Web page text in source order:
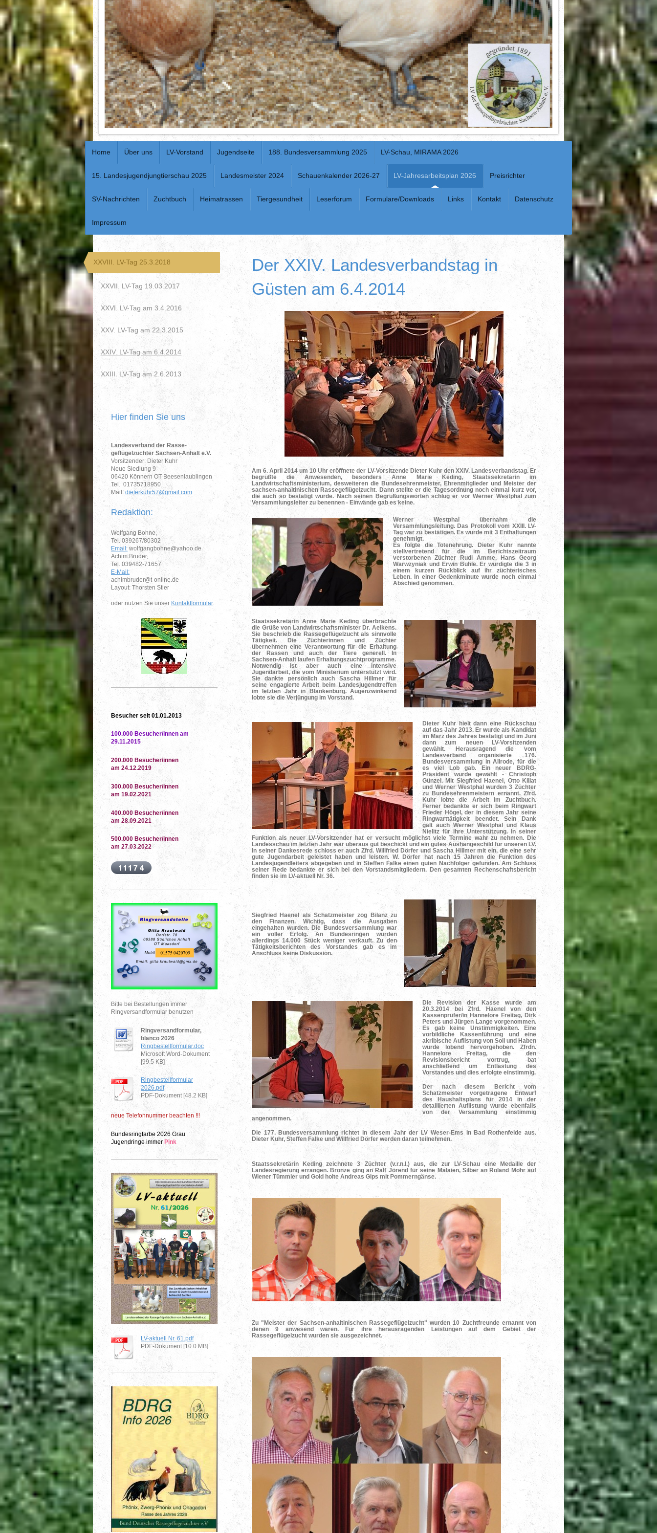
Home Über uns LV-Vorstand Jugendseite 188. Bundesversammlung 2025 LV-Schau, MIRAMA 2026
15. Landesjugendjungtierschau 2025 Landesmeister 2024 Schauenkalender 2026-27 LV-Jahresarbeitsplan 2026 Preisrichter
SV-Nachrichten Zuchtbuch Heimatrassen Tiergesundheit Leserforum Formulare/Downloads Links Kontakt Datenschutz
Impressum
Der XXIV. Landesverbandstag in
Güsten am 6.4.2014
Am 6. April 2014 um 10 Uhr eröffnete der LV-Vorsitzende Dieter Kuhr den XXIV. Landesverbandstag. Er
begrüßte die Anwesenden, besonders Anne Marie Keding, Staatssekretärin im
Landwirtschaftsministerium, desweiteren die Bundesehrenmeister, Ehrenmitglieder und Meister der
sachsen-anhaltinischen Rassegeflügelzucht. Dann stellte er die Tagesordnung noch einmal kurz vor,
die auch so bestätigt wurde. Nach seinen Begrüßungsworten schlug er vor Werner Westphal zum
Versammlungsleiter zu benennen - Einwände gab es keine.
Werner Westphal übernahm die
Versammlungsleitung. Das Protokoll vom XXIII. LV-
Tag war zu bestätigen. Es wurde mit 3 Enthaltungen
genehmigt.
Es folgte die Totenehrung. Dieter Kuhr nannte
stellvertretend für die im Berichtszeitraum
verstorbenen Züchter Rudi Amme, Hans Georg
Warwzyniak und Erwin Buhle. Er würdigte die 3 in
einem kurzen Rückblick auf ihr züchterisches
Leben. In einer Gedenkminute wurde noch einmal
Abschied genommen.
Staatssekretärin Anne Marie Keding überbrachte
die Grüße von Landwirtschaftsminister Dr. Aeikens.
Sie beschrieb die Rassegeflügelzucht als sinnvolle
Tätigkeit. Die Züchterinnen und Züchter
übernehmen eine Verantwortung für die Erhaltung
der Rassen und auch der Tiere generell. In
Sachsen-Anhalt laufen Erhaltungszuchtprogramme.
Notwendig ist aber auch eine intensive
Jugendarbeit, die vom Ministerium unterstützt wird.
Sie dankte persönlich auch Sascha Hillmer für
seine engagierte Arbeit beim Landesjugendtreffen
im letzten Jahr in Blankenburg. Augenzwinkernd
lobte sie die Verjüngung im Vorstand.
Dieter Kuhr hielt dann eine Rückschau
auf das Jahr 2013. Er wurde als Kandidat
im März des Jahres bestätigt und im Juni
dann zum neuen LV-Vorsitzenden
gewählt. Herausragend die vom
Landesverband organisierte 176.
Bundesversammlung in Allrode, für die
es viel Lob gab. Ein neuer BDRG-
Präsident wurde gewählt - Christoph
Günzel. Mit Siegfried Haenel, Otto Killat
und Werner Westphal wurden 3 Züchter
zu Bundesehrenmeistern ernannt. Zfrd.
Kuhr lobte die Arbeit im Zuchtbuch.
Ferner bedankte er sich beim Ringwart
Frieder Högel, der in diesem Jahr seine
Ringwarttätigkeit beendet. Sein Dank
galt auch Werner Westphal und Klaus
Nielitz für ihre Unterstützung. In seiner
Funktion als neuer LV-Vorsitzender hat er versucht möglichst viele Termine wahr zu nehmen. Die
Landesschau im letzten Jahr war überaus gut beschickt und ein gutes Aushängeschild für unseren LV.
In seiner Dankesrede schloss er auch Zfrd. Willfried Dörfer und Sascha Hillmer mit ein, die eine sehr
gute Jugendarbeit geleistet haben und leisten. W. Dörfer hat nach 15 Jahren die Funktion des
Landesjugendleiters abgegeben und in Steffen Falke einen guten Nachfolger gefunden. Am Schluss
seiner Rede bedankte er sich bei den Vorstandsmitgliedern. Den gesamten Rechenschaftsbericht
finden sie im LV-aktuell Nr. 36.
Siegfried Haenel als Schatzmeister zog Bilanz zu
den Finanzen. Wichtig, dass die Ausgaben
eingehalten wurden. Die Bundesversammlung war
ein voller Erfolg. An Bundesringen wurden
allerdings 14.000 Stück weniger verkauft. Zu den
Tätigkeitsberichten des Vorstandes gab es im
Anschluss keine Diskussion.
Die Revision der Kasse wurde am
20.3.2014 bei Zfrd. Haenel von den
Kassenprüfer/in Hannelore Freitag, Dirk
Peters und Jürgen Lange vorgenommen.
Es gab keine Unstimmigkeiten. Eine
vorbildliche Kassenführung und eine
akribische Auflistung von Soll und Haben
wurde lobend hervorgehoben. Zfrdn.
Hannelore Freitag, die den
Revisionsbericht vortrug, bat
anschließend um Entlastung des
Vorstandes und dies erfolgte einstimmig.
Der nach diesem Bericht vom
Schatzmeister vorgetragene Entwurf
des Haushaltsplans für 2014 in der
detaillierten Auflistung wurde ebenfalls
von der Versammlung einstimmig
angenommen.
Die 177. Bundesversammlung richtet in diesem Jahr der LV Weser-Ems in Bad Rothenfelde aus.
Dieter Kuhr, Steffen Falke und Willfried Dörfer werden daran teilnehmen.
Staatssekretärin Keding zeichnete 3 Züchter (v.r.n.l.) aus, die zur LV-Schau eine Medaille der
Landesregierung errangen. Bronze ging an Ralf Jörend für seine Malaien, Silber an Roland Mohr auf
Wiener Tümmler und Gold holte Andreas Gips mit Pommerngänse.
Zu "Meister der Sachsen-anhaltinischen Rassegeflügelzucht" wurden 10 Zuchtfreunde ernannt von
denen 9 anwesend waren. Für ihre herausragenden Leistungen auf dem Gebiet der
Rassegeflügelzucht wurden sie ausgezeichnet.
XXVIII. LV-Tag 25.3.2018
XXVII. LV-Tag 19.03.2017
XXVI. LV-Tag am 3.4.2016
XXV. LV-Tag am 22.3.2015
XXIV. LV-Tag am 6.4.2014
XXIII. LV-Tag am 2.6.2013
Hier finden Sie uns
Landesverband der Rasse-
geflügelzüchter Sachsen-Anhalt e.V.
Vorsitzender: Dieter Kuhr
Neue Siedlung 9
06420 Könnern OT Beesenlaublingen
Tel. 01735718950
Mail: dieterkuhr57@gmail.com
Redaktion:
Wolfgang Bohne,
Tel. 039267/80302
Email: wolfgangbohne@yahoo.de
Achim Bruder,
Tel. 039482-71657
E-Mail:
achimbruder@t-online.de
Layout: Thorsten Stier
oder nutzen Sie unser Kontaktformular.
Besucher seit 01.01.2013
100.000 Besucher/innen am
29.11.2015
200.000 Besucher/innen
am 24.12.2019
300.000 Besucher/innen
am 19.02.2021
400.000 Besucher/innen
am 28.09.2021
500.000 Besucher/innen
am 27.03.2022
Bitte bei Bestellungen immer
Ringversandformular benutzen
Ringversandformular,
blanco 2026
Ringbestellformular.doc
Microsoft Word-Dokument
[99.5 KB]
Ringbestellformular
2026.pdf
PDF-Dokument [48.2 KB]
neue Telefonnummer beachten !!!
Bundesringfarbe 2026 Grau
Jugendringe immer Pink
LV-aktuell Nr. 61.pdf
PDF-Dokument [10.0 MB]